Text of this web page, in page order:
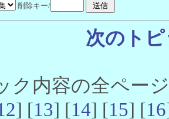
削除キー/
次のト
ク内容の全ペー
] [13] [14] [15] [16